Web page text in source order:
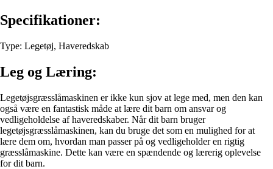
Specifikationer:
Type: Legetøj, Haveredskab
Leg og Læring:
Legetøjsgræsslåmaskinen er ikke kun sjov at lege med, men den kan
også være en fantastisk måde at lære dit barn om ansvar og
vedligeholdelse af haveredskaber. Når dit barn bruger
legetøjsgræsslåmaskinen, kan du bruge det som en mulighed for at
lære dem om, hvordan man passer på og vedligeholder en rigtig
græsslåmaskine. Dette kan være en spændende og lærerig oplevelse
for dit barn.